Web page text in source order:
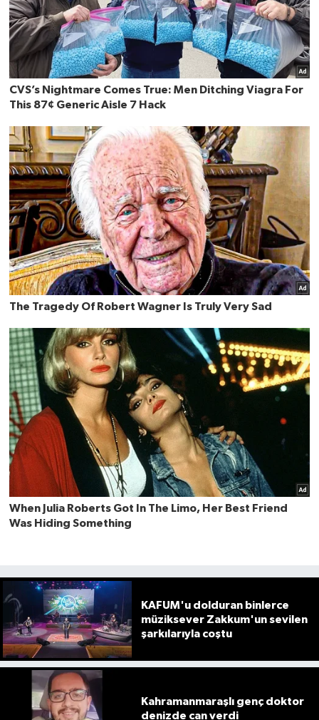
KAFUM'u dolduran binlerce
müziksever Zakkum'un sevilen
şarkılarıyla coştu
Kahramanmaraşlı genç doktor
denizde can verdi